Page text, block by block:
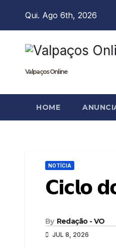
Qui. Ago 6th, 2026
Valpaços Online
HOME
NOTÍCIA
𝗖𝗶𝗰𝗹𝗼
By Redação - VO
JUL 8, 2026